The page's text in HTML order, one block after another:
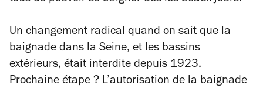
Un changement radical quand on sait que la
baignade dans la Seine, et les bassins
extérieurs, était interdite depuis 1923.
Prochaine étape ? L’autorisation de la baignade